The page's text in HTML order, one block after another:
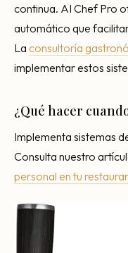
continua. AI Chef Pro
automático que
La consultoría
implementar estos
¿Qué hacer
Implementa sistemas
Consulta nuestro
personal en tu